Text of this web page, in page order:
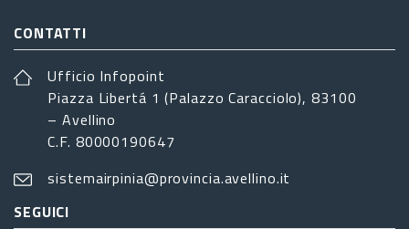
CONTATTI
Ufficio Infopoint
Piazza Libertá 1 (Palazzo Caracciolo), 83100
– Avellino
C.F. 80000190647
sistemairpinia@provincia.avellino.it
SEGUICI